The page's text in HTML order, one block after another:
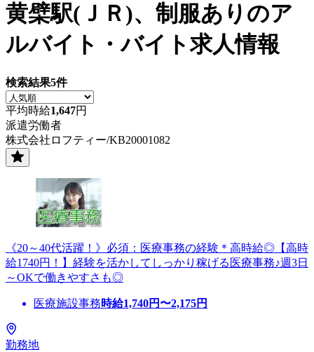
黄檗駅(ＪＲ)、制服あり のア
ルバイト・バイト求人情報
検索結果5件
平均時給1,647円
派遣労働者
株式会社ロフティー/KB20001082
《20～40代活躍！》必須：医療事務の経験＊高時給◎【高時
給1740円！】経験を活かしてしっかり稼げる医療事務♪週3日
～OKで働きやすさも◎
医療施設事務時給1,740円〜2,175円
勤務地